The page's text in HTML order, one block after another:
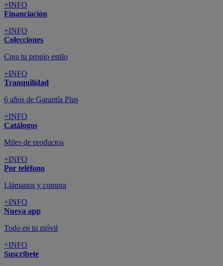
+INFO
Financiación
+INFO
Colecciones
Crea tu propio estilo
+INFO
Tranquilidad
6 años de Garantía Plus
+INFO
Catálogos
Miles de productos
+INFO
Por teléfono
Llámanos y compra
+INFO
Nueva app
Todo en tu móvil
+INFO
Suscríbete